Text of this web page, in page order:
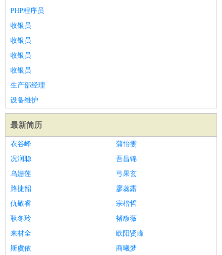
PHP程序员
收银员
收银员
收银员
收银员
生产部经理
设备维护
最新简历
衣谷峰
蒲怡雯
况润聪
吾昌锦
乌姗莲
弓果玄
路捷韶
廖蕊露
仇敬睿
宗楷哲
耿冬玲
褚馥薇
来材全
欧阳贤峰
斯虞依
商曦梦